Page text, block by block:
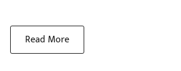
Read More